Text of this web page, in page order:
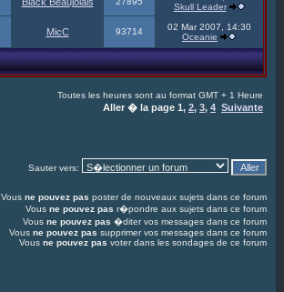
Skull Leader
MicC 93714
02 Mar 2007, 14:30
Oceanie
Toutes les heures sont au format GMT + 1 Heure
Aller � la page 1, 2, 3, 4 Suivante
Sauter vers:
Vous ne pouvez pas poster de nouveaux sujets dans ce forum
Vous ne pouvez pas r�pondre aux sujets dans ce forum
Vous ne pouvez pas �diter vos messages dans ce forum
Vous ne pouvez pas supprimer vos messages dans ce forum
Vous ne pouvez pas voter dans les sondages de ce forum